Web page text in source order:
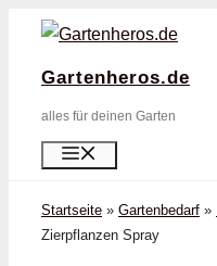
Zum
springen
Gartenheros.de
alles für deinen Garten
Startseite » Gartenbedarf »
Zierpflanzen Spray